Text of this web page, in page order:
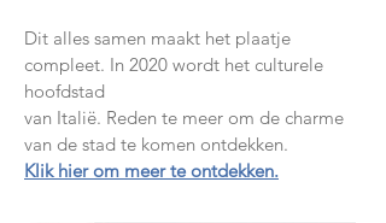
Dit alles samen maakt het plaatje
compleet. In 2020 wordt het culturele
hoofdstad
van Italië. Reden te meer om de charme
van de stad te komen ontdekken.
Klik hier om meer te ontdekken.